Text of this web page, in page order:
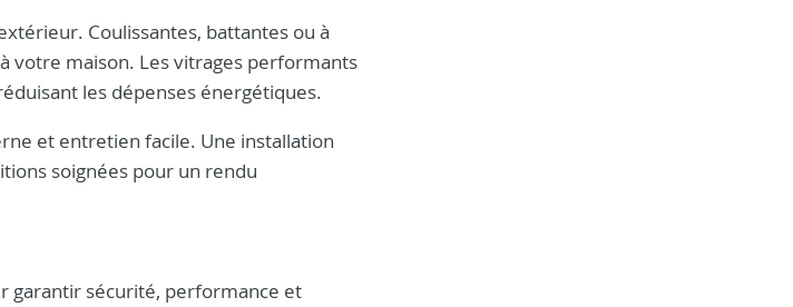
Coulissantes, battantes ou à
votre maison. Les vitrages performants
les dépenses énergétiques.
et entretien facile. Une installation
soignées pour un rendu
garantir sécurité, performance et